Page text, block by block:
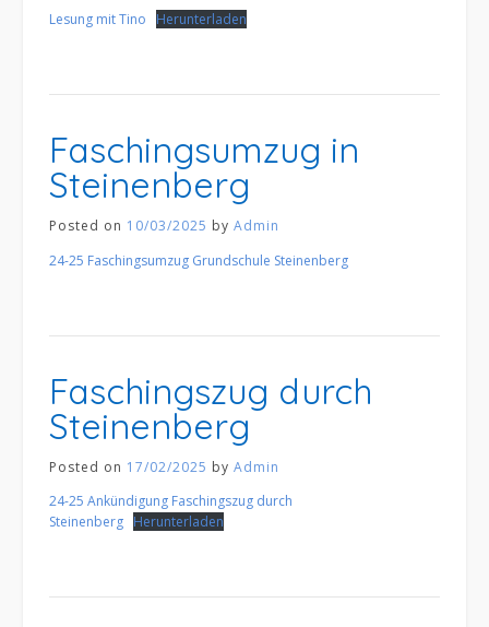
Lesung mit Tino
Herunterladen
Faschingsumzug in
Steinenberg
Posted on 10/03/2025 by Admin
24-25 Faschingsumzug Grundschule Steinenberg
Faschingszug durch
Steinenberg
Posted on 17/02/2025 by Admin
24-25 Ankündigung Faschingszug durch
Steinenberg Herunterladen